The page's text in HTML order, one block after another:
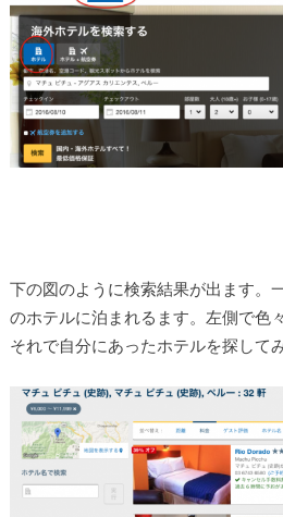
下の図のように検索結果が出ます。
のホテルに泊まれるます。左側で色
それで自分にあったホテルを探して